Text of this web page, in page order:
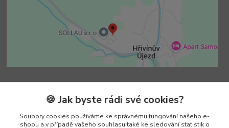
Kontakty
Vedoucí e-shopu
🍪 Jak byste rádi své cookies?
Soubory cookies používáme ke správnému fungování našeho e-
shopu a v případě vašeho souhlasu také ke sledování statistik o